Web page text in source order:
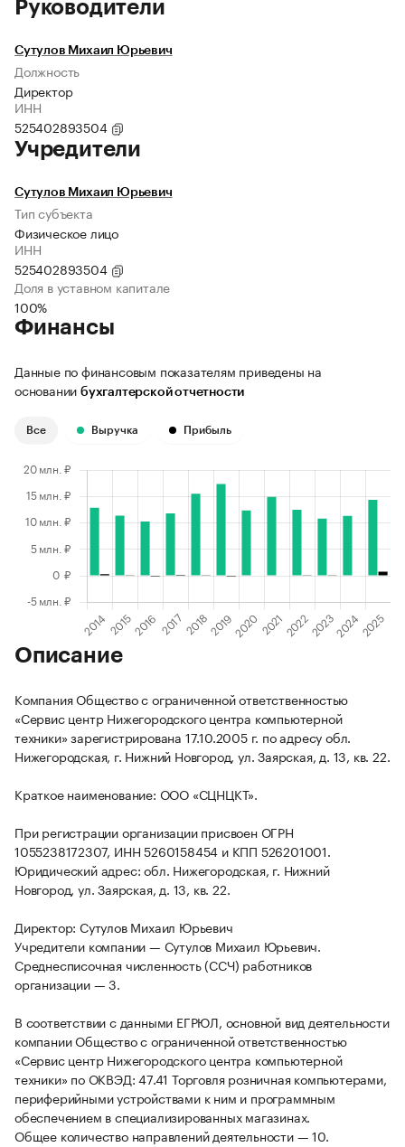
Руководители
Сутулов Михаил Юрьевич
Должность
Директор
ИНН
525402893504
Учредители
Сутулов Михаил Юрьевич
Тип субъекта
Физическое лицо
ИНН
525402893504
Доля в уставном капитале
100%
Финансы
Данные по финансовым показателям приведены на
основании бухгалтерской отчетности
Все Выручка Прибыль
Описание
Компания Общество с ограниченной ответственностью
«Сервис центр Нижегородского центра компьютерной
техники» зарегистрирована 17.10.2005 г. по адресу обл.
Нижегородская, г. Нижний Новгород, ул. Заярская, д. 13, кв. 22.
Краткое наименование: ООО «СЦНЦКТ».
При регистрации организации присвоен ОГРН
1055238172307, ИНН 5260158454 и КПП 526201001.
Юридический адрес: обл. Нижегородская, г. Нижний
Новгород, ул. Заярская, д. 13, кв. 22.
Директор: Сутулов Михаил Юрьевич
Учредители компании — Сутулов Михаил Юрьевич.
Среднесписочная численность (ССЧ) работников
организации — 3.
В соответствии с данными ЕГРЮЛ, основной вид деятельности
компании Общество с ограниченной ответственностью
«Сервис центр Нижегородского центра компьютерной
техники» по ОКВЭД: 47.41 Торговля розничная компьютерами,
периферийными устройствами к ним и программным
обеспечением в специализированных магазинах.
Общее количество направлений деятельности — 10.